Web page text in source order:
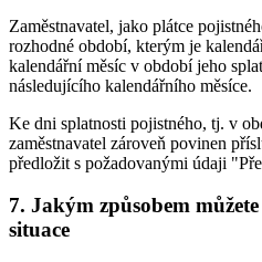
Zaměstnavatel, jako plátce
rozhodné období, kterým je
kalendářní měsíc v období jeho
následujícího kalendářního měsíce.
Ke dni splatnosti pojistného, tj. v
zaměstnavatel zároveň povinen
předložit s požadovanými údaji
7. Jakým způsobem
situace